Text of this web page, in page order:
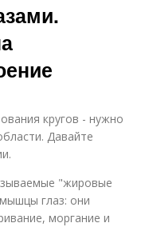
кругов - нужно
Давайте
"жировые
глаз: они
моргание и